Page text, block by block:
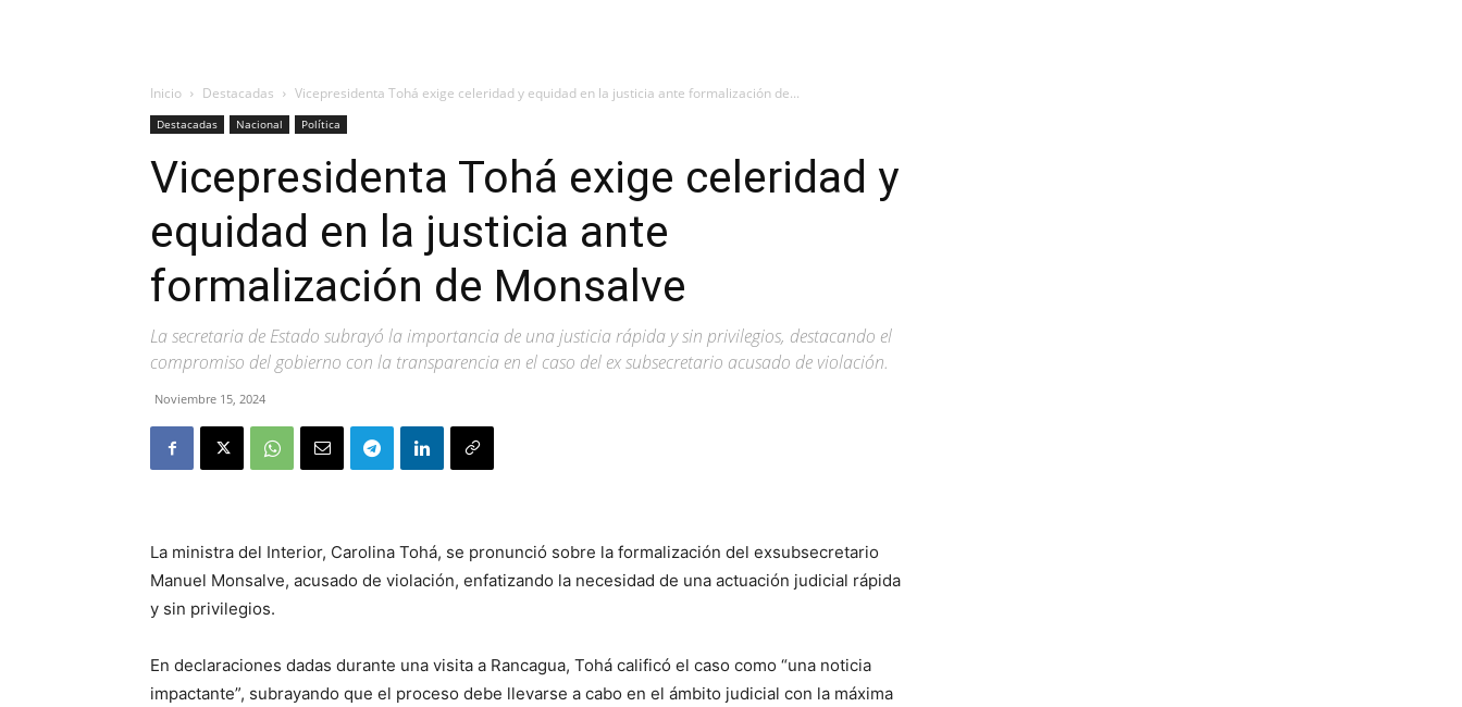
Inicio Destacadas Vicepresidenta Tohá exige celeridad y equidad en la justicia ante formalización de...
Destacadas Nacional Política
Vicepresidenta Tohá exige celeridad y
equidad en la justicia ante
formalización de Monsalve
La secretaria de Estado subrayó la importancia de una justicia rápida y sin privilegios, destacando el
compromiso del gobierno con la transparencia en el caso del ex subsecretario acusado de violación.
Noviembre 15, 2024
La ministra del Interior, Carolina Tohá, se pronunció sobre la formalización del exsubsecretario
Manuel Monsalve, acusado de violación, enfatizando la necesidad de una actuación judicial rápida
y sin privilegios.
En declaraciones dadas durante una visita a Rancagua, Tohá calificó el caso como “una noticia
impactante”, subrayando que el proceso debe llevarse a cabo en el ámbito judicial con la máxima